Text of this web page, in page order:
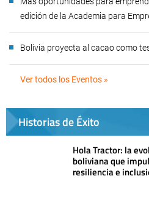
edición de la Academia para
Bolivia proyecta al cacao como
Ver todos los Eventos »
Historias de Éxito
Hola Tractor: la
boliviana que
resiliencia e